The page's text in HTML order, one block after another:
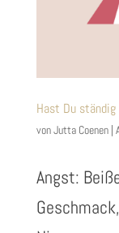
Hast Du
vonJutta Coenen|
Angst: